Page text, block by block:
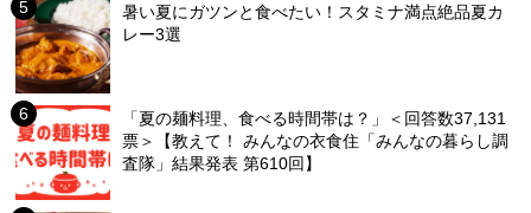
暑い夏にガツンと食べたい！スタミナ満点絶品夏カ
レー3選
「夏の麺料理、食べる時間帯は？」＜回答数37,131
票＞【教えて！ みんなの衣食住「みんなの暮らし調
査隊」結果発表 第610回】